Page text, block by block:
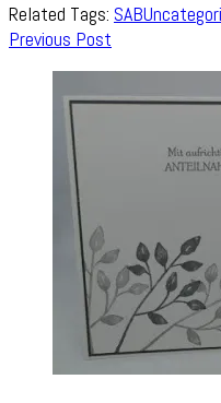
Related Tags: SAB
Post
Previous Post